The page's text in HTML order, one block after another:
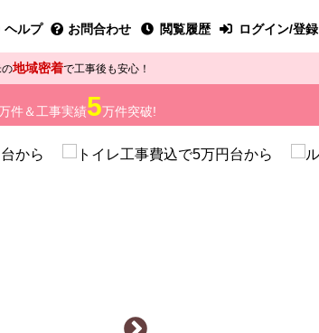
ヘルプ お問合わせ 閲覧履歴 ログイン/登録
地域密着で工事後も安心！
件＆工事実績5万件突破!